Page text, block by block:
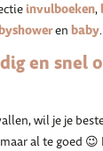
invulboeken,
en baby.
en snel
wil je je
al te goed